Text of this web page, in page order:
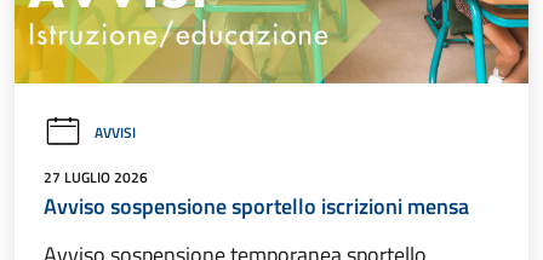
AVVISI
27 LUGLIO 2026
Avviso sospensione sportello iscrizioni mensa